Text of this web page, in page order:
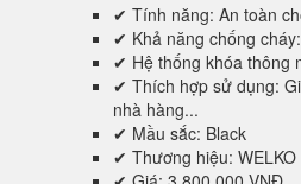
✔ Tính năng: An toàn
✔ Khả năng chống
✔ Hệ thống khóa thông
✔ Thích hợp sử dụng:
nhà hàng...
✔ Mầu sắc: Black
✔ Thương hiệu: WELKO